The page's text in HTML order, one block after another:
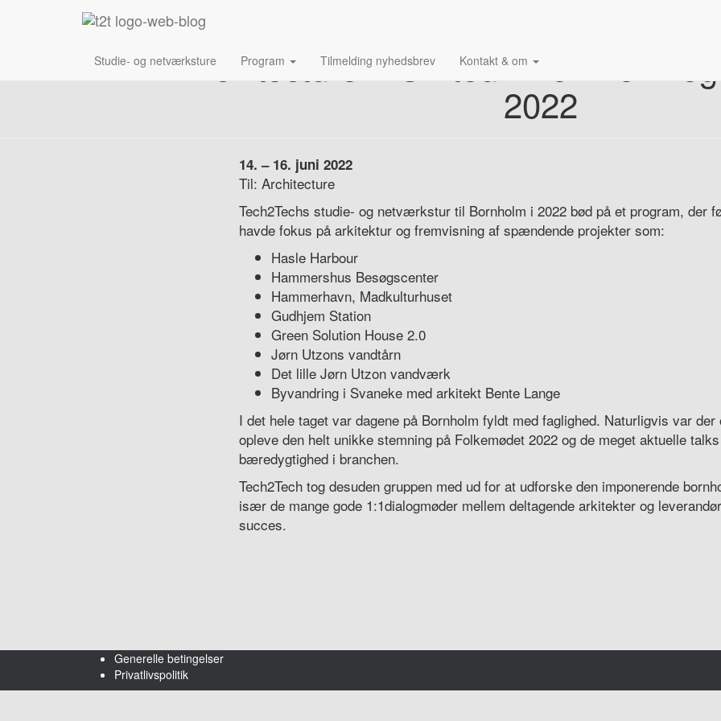
Studie- og netværksture Program Tilmelding nyhedsbrev Kontakt & om
Architecture – On tour: Bornholm og
2022
14. – 16. juni 2022
Til: Architecture
Tech2Techs studie- og netværkstur til Bornholm i 2022 bød på et program, der
havde fokus på arkitektur og fremvisning af spændende projekter som:
Hasle Harbour
Hammershus Besøgscenter
Hammerhavn, Madkulturhuset
Gudhjem Station
Green Solution House 2.0
Jørn Utzons vandtårn
Det lille Jørn Utzon vandværk
Byvandring i Svaneke med arkitekt Bente Lange
I det hele taget var dagene på Bornholm fyldt med faglighed. Naturligvis var
opleve den helt unikke stemning på Folkemødet 2022 og de meget aktuelle
bæredygtighed i branchen.
Tech2Tech tog desuden gruppen med ud for at udforske den imponerende
især de mange gode 1:1dialogmøder mellem deltagende arkitekter og
succes.
Generelle betingelser
Privatlivspolitik